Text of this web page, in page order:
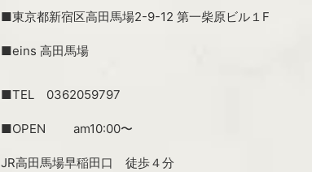
■東京都新宿区高田馬場2-9-12 第一柴原ビル１F
■eins 高田馬場
■TEL 0362059797
■OPEN am10:00〜
JR高田馬場早稲田口 徒歩４分